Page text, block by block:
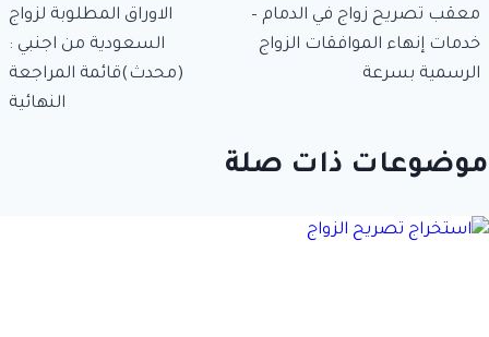
المقالات
معقب تصريح زواج في الدمام –
خدمات إنهاء الموافقات الزواج
الرسمية بسرعة
الاوراق المطلوبة لزواج
السعودية من اجنبي :
(محدث)قائمة المراجعة
النهائية
موضوعات ذات صلة